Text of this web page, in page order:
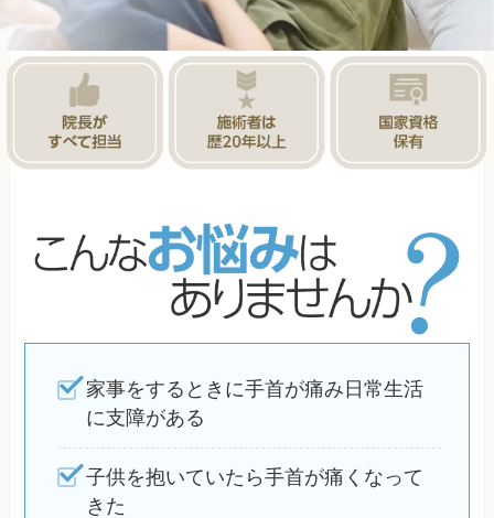
家事をするときに手首が痛み日常生活
に支障がある
子供を抱いていたら手首が痛くなって
きた